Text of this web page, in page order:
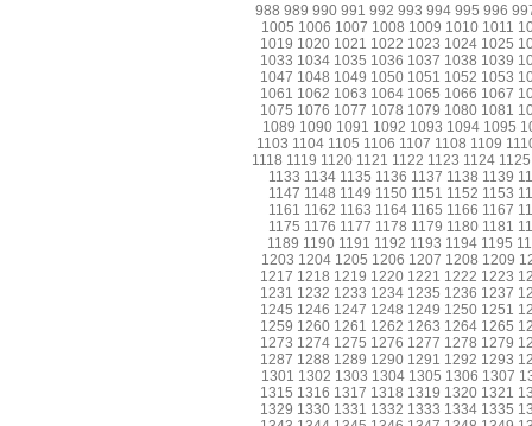
988 989 990 991 992 993 994 995 996
1005 1006 1007 1008 1009 1010 1011
1019 1020 1021 1022 1023 1024 1025
1033 1034 1035 1036 1037 1038 1039
1047 1048 1049 1050 1051 1052 1053
1061 1062 1063 1064 1065 1066 1067
1075 1076 1077 1078 1079 1080 1081
1089 1090 1091 1092 1093 1094 1095
1103 1104 1105 1106 1107 1108 1109
1118 1119 1120 1121 1122 1123 1124 1125
1133 1134 1135 1136 1137 1138 1139
1147 1148 1149 1150 1151 1152 1153
1161 1162 1163 1164 1165 1166 1167
1175 1176 1177 1178 1179 1180 1181
1189 1190 1191 1192 1193 1194 1195
1203 1204 1205 1206 1207 1208 1209
1217 1218 1219 1220 1221 1222 1223
1231 1232 1233 1234 1235 1236 1237
1245 1246 1247 1248 1249 1250 1251
1259 1260 1261 1262 1263 1264 1265
1273 1274 1275 1276 1277 1278 1279
1287 1288 1289 1290 1291 1292 1293
1301 1302 1303 1304 1305 1306 1307
1315 1316 1317 1318 1319 1320 1321
1329 1330 1331 1332 1333 1334 1335